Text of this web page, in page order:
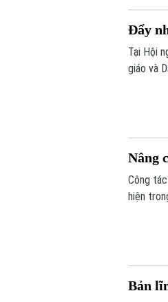
Đẩy
Tại Hội
giáo và
Nâng
Công
hiện
Bản